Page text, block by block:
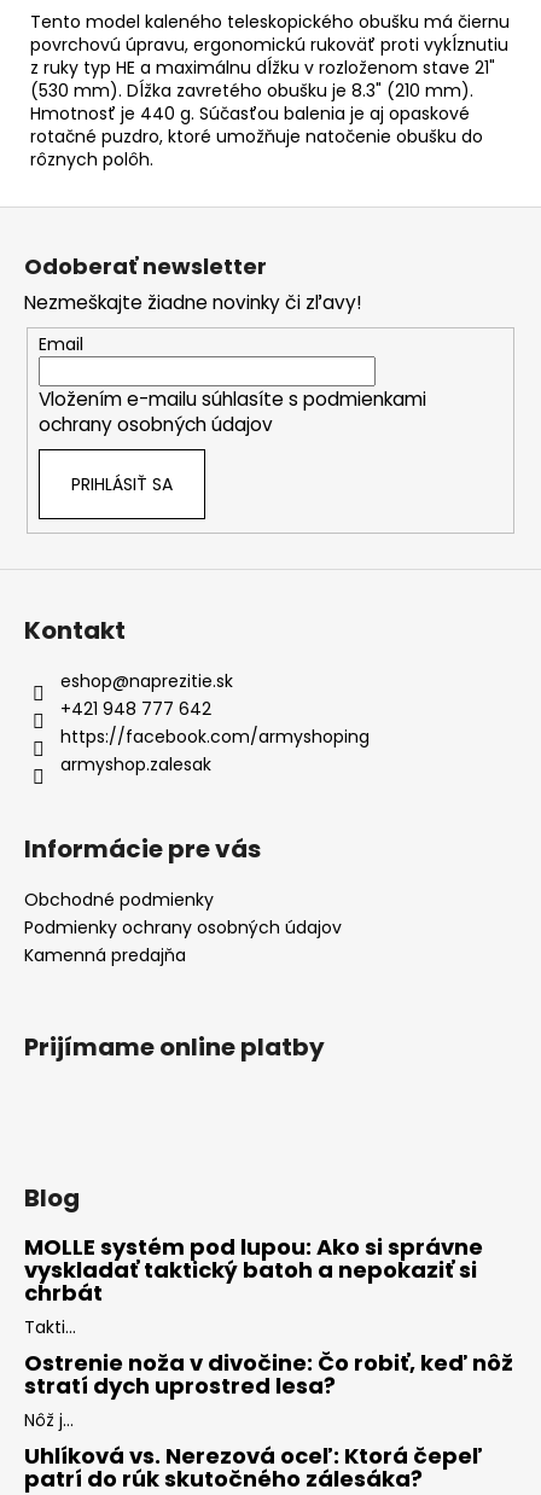
Tento model kaleného teleskopického obušku má čiernu
povrchovú úpravu, ergonomickú rukoväť proti vykĺznutiu
z ruky typ HE a maximálnu dĺžku v rozloženom stave 21"
(530 mm). Dĺžka zavretého obušku je 8.3" (210 mm).
Hmotnosť je 440 g. Súčasťou balenia je aj opaskové
rotačné puzdro, ktoré umožňuje natočenie obušku do
rôznych polôh.
Z
Odoberať newsletter
Nezmeškajte žiadne novinky či zľavy!
Email
Vložením e-mailu súhlasíte s podmienkami
ochrany osobných údajov
PRIHLÁSIŤ SA
Kontakt
eshop@naprezitie.sk
+421 948 777 642
https://facebook.com/armyshoping
armyshop.zalesak
Informácie pre vás
Obchodné podmienky
Podmienky ochrany osobných údajov
Kamenná predajňa
Prijímame online platby
Blog
MOLLE systém pod lupou: Ako si správne
vyskladať taktický batoh a nepokaziť si
chrbát
Takti...
Ostrenie noža v divočine: Čo robiť, keď nôž
stratí dych uprostred lesa?
Nôž j...
Uhlíková vs. Nerezová oceľ: Ktorá čepeľ
patrí do rúk skutočného zálesáka?